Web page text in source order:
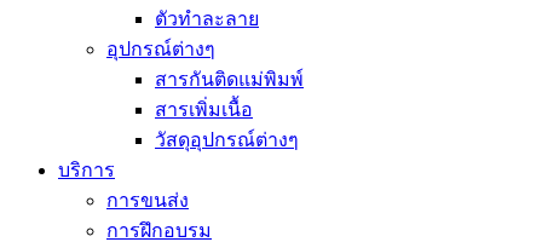
ตัวทำละลาย
อุปกรณ์ต่างๆ
สารกันติดแม่พิมพ์
สารเพิ่มเนื้อ
วัสดุอุปกรณ์ต่างๆ
บริการ
การขนส่ง
การฝึกอบรม